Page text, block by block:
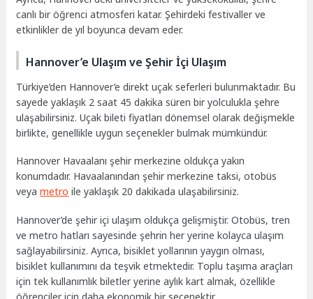
canlı bir öğrenci atmosferi katar. Şehirdeki festivaller ve
etkinlikler de yıl boyunca devam eder.
Hannover’e Ulaşım ve Şehir İçi Ulaşım
Türkiye’den Hannover’e direkt uçak seferleri bulunmaktadır. Bu
sayede yaklaşık 2 saat 45 dakika süren bir yolculukla şehre
ulaşabilirsiniz. Uçak bileti fiyatları dönemsel olarak değişmekle
birlikte, genellikle uygun seçenekler bulmak mümkündür.
Hannover Havaalanı şehir merkezine oldukça yakın
konumdadır. Havaalanından şehir merkezine taksi, otobüs
veyametro ile yaklaşık 20 dakikada ulaşabilirsiniz.
Hannover’de şehir içi ulaşım oldukça gelişmiştir. Otobüs, tren
ve metro hatları sayesinde şehrin her yerine kolayca ulaşım
sağlayabilirsiniz. Ayrıca, bisiklet yollarının yaygın olması,
bisiklet kullanımını da teşvik etmektedir. Toplu taşıma araçları
için tek kullanımlık biletler yerine aylık kart almak, özellikle